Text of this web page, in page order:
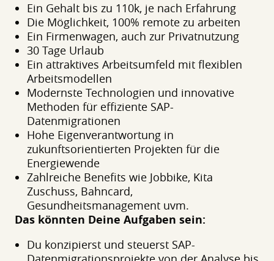
Ein Gehalt bis zu 110k, je nach Erfahrung
Die Möglichkeit, 100% remote zu arbeiten
Ein Firmenwagen, auch zur Privatnutzung
30 Tage Urlaub
Ein attraktives Arbeitsumfeld mit flexiblen
Arbeitsmodellen
Modernste Technologien und innovative
Methoden für effiziente SAP-
Datenmigrationen
Hohe Eigenverantwortung in
zukunftsorientierten Projekten für die
Energiewende
Zahlreiche Benefits wie Jobbike, Kita
Zuschuss, Bahncard,
Gesundheitsmanagement uvm.
Das könnten Deine Aufgaben sein:
Du konzipierst und steuerst SAP-